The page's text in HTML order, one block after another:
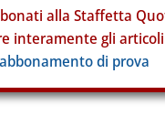
alla Staffetta
interamente gli
di prova